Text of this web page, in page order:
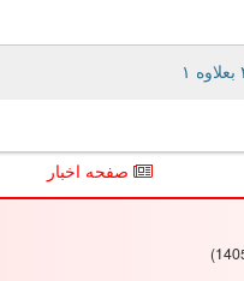
صفحه اخبار